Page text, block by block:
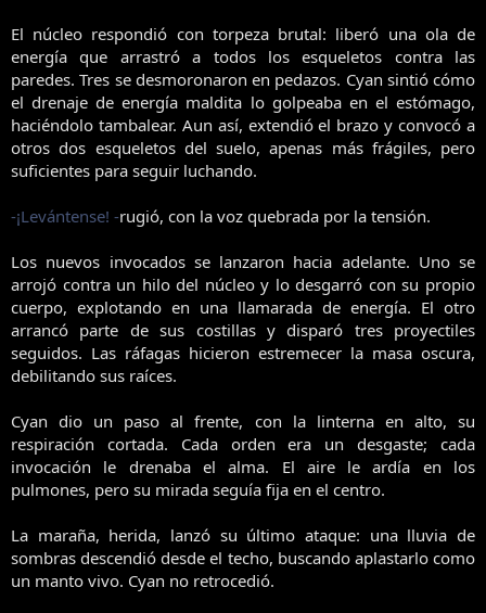
El núcleo respondió con torpeza brutal: liberó una ola de
energía que arrastró a todos los esqueletos contra las
paredes. Tres se desmoronaron en pedazos. Cyan sintió cómo
el drenaje de energía maldita lo golpeaba en el estómago,
haciéndolo tambalear. Aun así, extendió el brazo y convocó a
otros dos esqueletos del suelo, apenas más frágiles, pero
suficientes para seguir luchando.
-¡Levántense! -rugió, con la voz quebrada por la tensión.
Los nuevos invocados se lanzaron hacia adelante. Uno se
arrojó contra un hilo del núcleo y lo desgarró con su propio
cuerpo, explotando en una llamarada de energía. El otro
arrancó parte de sus costillas y disparó tres proyectiles
seguidos. Las ráfagas hicieron estremecer la masa oscura,
debilitando sus raíces.
Cyan dio un paso al frente, con la linterna en alto, su
respiración cortada. Cada orden era un desgaste; cada
invocación le drenaba el alma. El aire le ardía en los
pulmones, pero su mirada seguía fija en el centro.
La maraña, herida, lanzó su último ataque: una lluvia de
sombras descendió desde el techo, buscando aplastarlo como
un manto vivo. Cyan no retrocedió.